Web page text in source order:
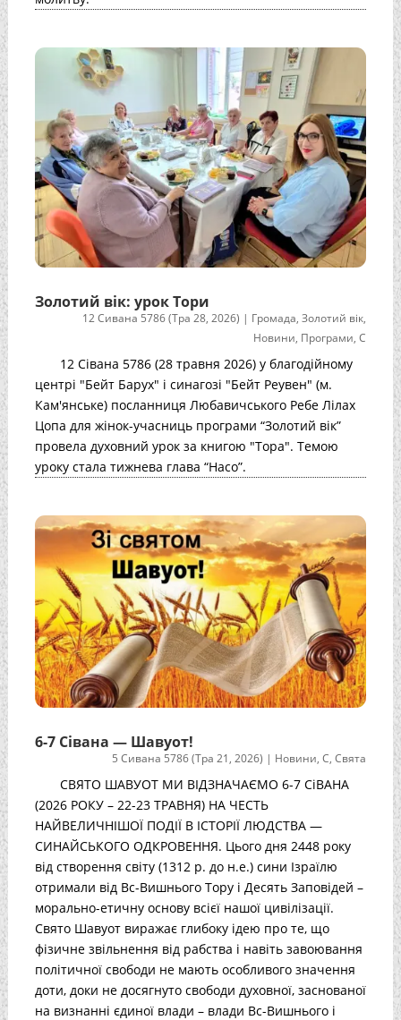
Золотий вік: урок Тори
12 Сивана 5786 (Тра 28, 2026) | Громада,Золотий вік,
Новини, Програми,С
12 Сівана 5786 (28 травня 2026) у благодійному
центрі "Бейт Барух" і синагозі "Бейт Реувен" (м.
Кам'янське) посланниця Любавичського Ребе Лілах
Цопа для жінок-учасниць програми “Золотий вік”
провела духовний урок за книгою "Тора". Темою
уроку стала тижнева глава “Насо”.
6-7 Сівана — Шавуот!
5 Сивана 5786 (Тра 21, 2026) | Новини,С,Свята
СВЯТО ШАВУОТ МИ ВІДЗНАЧАЄМО 6-7 СіВАНА
(2026 РОКУ – 22-23 ТРАВНЯ) НА ЧЕСТЬ
НАЙВЕЛИЧНІШОЇ ПОДІЇ В ІСТОРІЇ ЛЮДСТВА —
СИНАЙСЬКОГО ОДКРОВЕННЯ. Цього дня 2448 року
від створення світу (1312 р. до н.е.) сини Ізраїлю
отримали від Вс-Вишнього Тору і Десять Заповідей –
морально-етичну основу всієї нашої цивілізації.
Свято Шавуот виражає глибоку ідею про те, що
фізичне звільнення від рабства і навіть завоювання
політичної свободи не мають особливого значення
доти, доки не досягнуто свободи духовної, заснованої
на визнанні єдиної влади – влади Вс-Вишнього і